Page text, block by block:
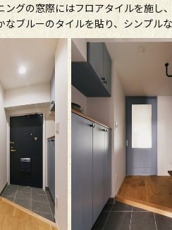
ングの窓際にはフロアタイルを施し
なブルーのタイルを貼り、シンプル